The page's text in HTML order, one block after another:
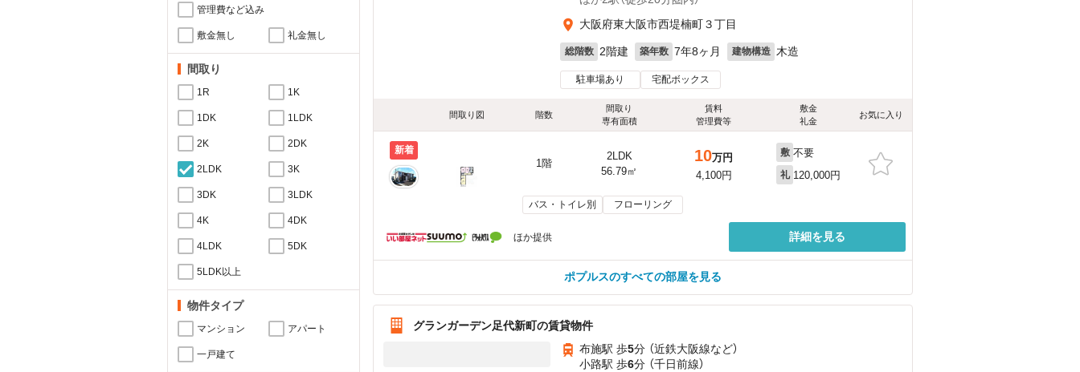
管理費など込み
敷金無し 礼金無し
間取り
1R 1K
1DK 1LDK
2K 2DK
2LDK 3K
3DK 3LDK
4K 4DK
4LDK 5DK
5LDK以上
物件タイプ
マンション アパート
一戸建て
大阪府東大阪市西堤楠町３丁目
総階数 2階建 築年数 7年8ヶ月 建物構造 木造
駐車場あり 宅配ボックス
間取り図 階数
間取り
専有面積
賃料
管理費等
敷金
礼金
お気に入り
新着
1階
2LDK
56.79㎡
10万円
4,100円
敷 不要
礼 120,000円
バス・トイレ別 フローリング
ほか提供 詳細を見る
ポプルスのすべての部屋を見る
グランガーデン足代新町の賃貸物件
布施駅 歩5分 （近鉄大阪線など）
小路駅 歩6分 （千日前線）